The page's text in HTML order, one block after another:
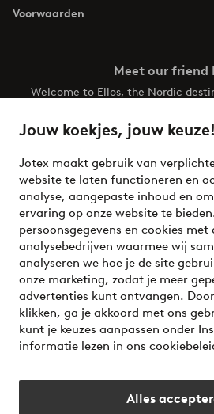
Jouw koekjes, jouw keuze!
Jotex maakt gebruik van
website te laten functioneren en
analyse, aangepaste inhoud en
ervaring op onze website te
persoonsgegevens en cookies
analysebedrijven waarmee wij
analyseren we hoe je de site
onze marketing, zodat je meer
advertenties kunt ontvangen.
klikken, ga je akkoord met ons
kunt je keuzes aanpassen onder
informatie lezen in ons
Alles
Voorwaarden
Meet our friend
Welcome to Ellos, the Nordic
your wardrobe. Your next
Veilig betalen - Nu
Wil je meer weten over